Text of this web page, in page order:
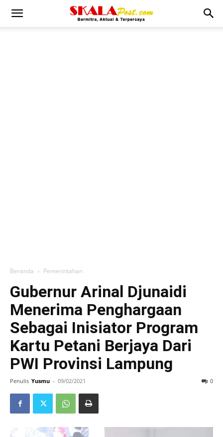
Beranda Pemerintahan
Gubernur Arinal Djunaidi
Menerima Penghargaan
Sebagai Inisiator Program
Kartu Petani Berjaya Dari
PWI Provinsi Lampung
Penulis Yusmu - 09/02/2021 0